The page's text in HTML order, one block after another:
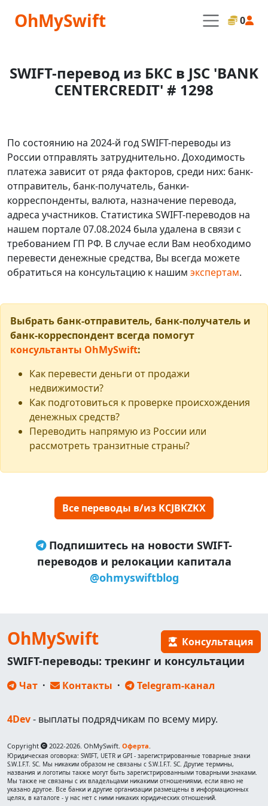
OhMySwift 0
SWIFT-перевод из БКС в JSC 'BANK
CENTERCREDIT' # 1298
По состоянию на 2024-й год SWIFT-переводы из
России отправлять затруднительно. Доходимость
платежа зависит от ряда факторов, среди них: банк-
отправитель, банк-получатель, банки-
корреспонденты, валюта, назначение перевода,
адреса участников. Статистика SWIFT-переводов на
нашем портале 07.08.2024 была удалена в связи с
требованием ГП РФ. В случае если Вам необходимо
перевести денежные средства, Вы всегда можете
обратиться на консультацию к нашим экспертам.
Выбрать банк-отправитель, банк-получатель и
банк-корреспондент всегда помогут
консультанты OhMySwift:
Как перевести деньги от продажи
недвижимости?
Как подготовиться к проверке происхождения
денежных средств?
Переводить напрямую из России или
рассмотреть транзитные страны?
Все переводы в/из KCJBKZKX
Подпишитесь на новости SWIFT-
переводов и релокации капитала
@ohmyswiftblog
OhMySwift Консультация
SWIFT-переводы: трекинг и консультации
Чат · Контакты · Telegram-канал
4Dev- выплаты подрядчикам по всему миру.
Copyright 2022-2026. OhMySwift. Оферта.
Юридическая оговорка: SWIFT, UETR и GPI - зарегистрированные товарные знаки
S.W.I.F.T. SC. Мы никаким образом не связаны с S.W.I.F.T. SC. Другие термины,
названия и логотипы также могут быть зарегистрированными товарными знаками.
Мы также не связаны с их владельцами никакими отношениями, если явно не
указано другое. Все банки и другие организации размещены в информационных
целях, в каталоге - у нас нет с ними никаких юридических отношений.